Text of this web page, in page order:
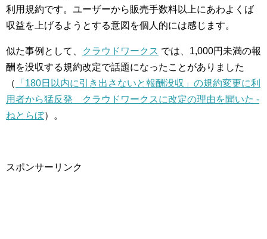
利用規約です。ユーザーから販売手数料以上にあわよくば
収益を上げるようとする意図を個人的には感じます。
似た事例として、 クラウドワークス では、1,000円未満の報
酬を没収する規約改定で話題になったことがありました
（
「180日以内に引き出さないと報酬没収」の規約変更に利
用者から猛反発 クラウドワークスに改定の理由を聞いた -
ねとらぼ）。
スポンサーリンク